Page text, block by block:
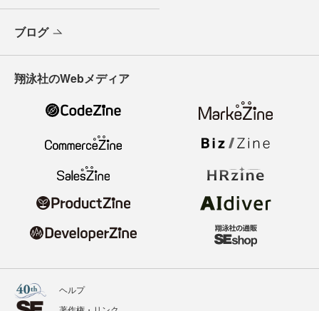
ブログ
翔泳社のWebメディア
ヘルプ